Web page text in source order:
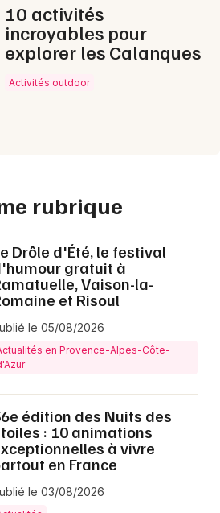
10 activités
incroyables pour
explorer les Calanques
Activités outdoor
rubrique
Drôle d'Été, le festival
gratuit à
Vaison-la-
et Risoul
le 05/08/2026
en Provence-Alpes-Côte-
édition des Nuits des
: 10 animations
à vivre
en France
le 03/08/2026